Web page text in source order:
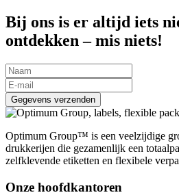
Bij ons is er altijd iets
ontdekken – mis niets!
Gegevens verzenden
Optimum Group™ is een veelzijdige
drukkerijen die gezamenlijk een
zelfklevende etiketten en flexibele
Onze hoofdkantoren